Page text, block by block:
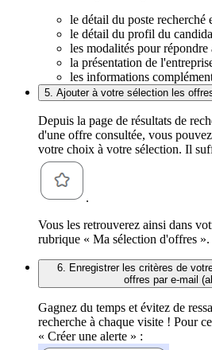
le détail du poste recherché
le détail du profil du
les modalités pour répondre
la présentation de
les informations
5. Ajouter à votre sélection les
Depuis la page de résultats de
d'une offre consultée, vous
votre choix à votre sélection. Il
.
Vous les retrouverez ainsi dans
rubrique « Ma sélection d'offres ».
6. Enregistrer les critères de
offres par e-mail
Gagnez du temps et évitez de
recherche à chaque visite ! Pour
« Créer une alerte » :